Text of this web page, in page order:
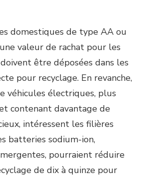
domestiques de type AA ou
valeur de rachat pour les
être déposées dans les
pour recyclage. En revanche,
véhicules électriques, plus
contenant davantage de
intéressent les filières
batteries sodium-ion,
pourraient réduire
de dix à quinze pour